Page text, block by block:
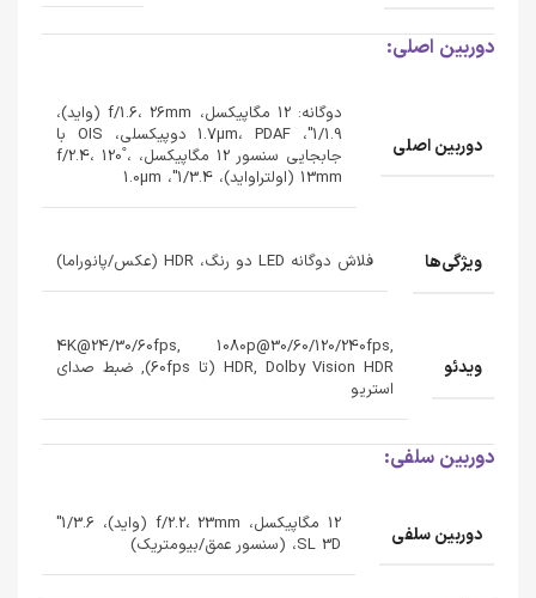
دوربین اصلی:
دوربین اصلی
دوگانه: 12 مگاپیکسل، f/1.6، 26mm (واید)،
1/1.9"، 1.7µm، PDAF دوپیکسلی، OIS با
جابجایی سنسور 12 مگاپیکسل، f/2.4، 120˚،
13mm (اولتراواید)، 1/3.4"، 1.0µm
ویژگی‌ها فلاش دوگانه LED دو رنگ، HDR (عکس/پانوراما)
ویدئو
4K@24/30/60fps, 1080p@30/60/120/240fps,
HDR, Dolby Vision HDR (تا 60fps), ضبط صدای
استریو
دوربین سلفی:
دوربین سلفی
12 مگاپیکسل، f/2.2، 23mm (واید)، 1/3.6"
SL 3D، (سنسور عمق/بیومتریک)